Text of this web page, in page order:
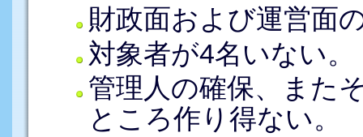
財政面および運営面
対象者が4名いない。
管理人の確保、また
ところ作り得ない。